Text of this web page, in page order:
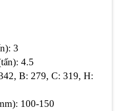
3
4.5
B: 279, C: 319, H:
100-150